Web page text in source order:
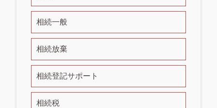
相続一般
相続放棄
相続登記サポート
相続税